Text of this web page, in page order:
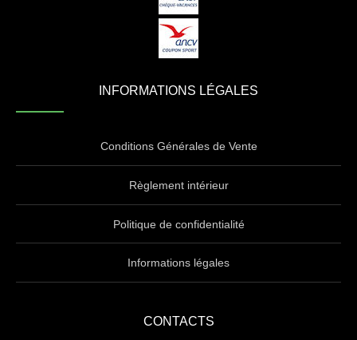
INFORMATIONS LÉGALES
Conditions Générales de Vente
Règlement intérieur
Politique de confidentialité
Informations légales
CONTACTS